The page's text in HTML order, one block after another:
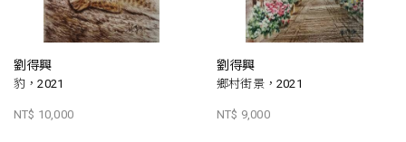
劉得興
豹，2021
NT$ 10,000
劉得興
鄉村街景，2021
NT$ 9,000